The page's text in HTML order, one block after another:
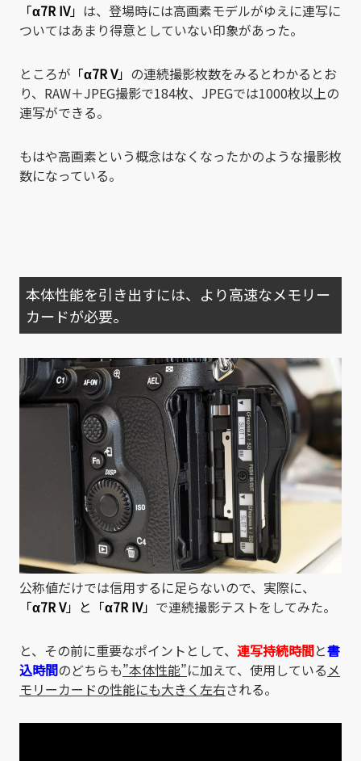
「α7R IV」 は、登場時には高画素モデルがゆえに連写に
ついてはあまり得意としていない印象があった。
ところが 「α7R V」 の連続撮影枚数をみるとわかるとお
り、RAW＋JPEG撮影で184枚、JPEGでは1000枚以上の
連写ができる。
もはや高画素という概念はなくなったかのような撮影枚
数になっている。
本体性能を引き出すには、より高速なメモリー
カードが必要。
公称値だけでは信用するに足らないので、実際に、
「α7R V」と「α7R IV」 で連続撮影テストをしてみた。
と、その前に重要なポイントとして、 連写持続時間と書
込時間のどちらも”本体性能”に加えて、使用している メ
モリーカードの性能にも大きく左右される。